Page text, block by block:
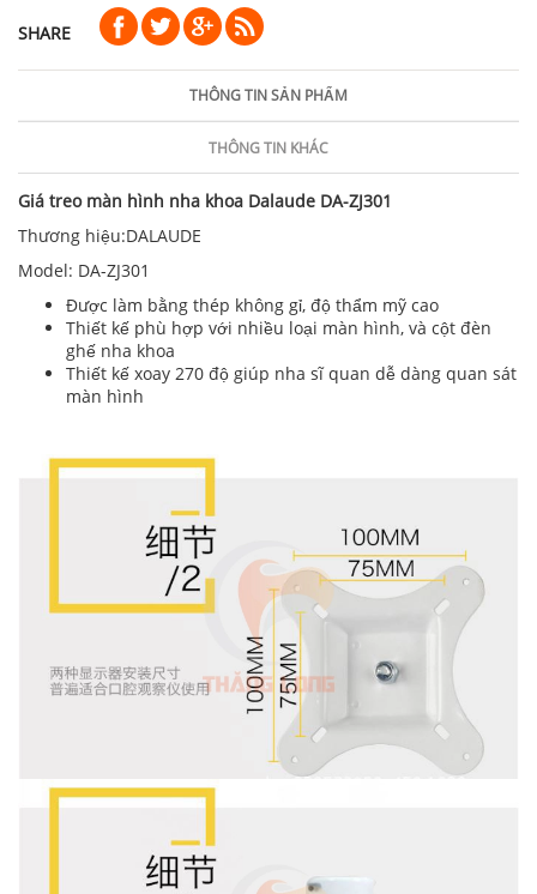
SHARE
THÔNG TIN SẢN PHẨM
THÔNG TIN KHÁC
Giá treo màn hình nha khoa Dalaude DA-ZJ301
Thương hiệu:DALAUDE
Model: DA-ZJ301
Được làm bằng thép không gỉ, độ thẩm mỹ cao
Thiết kế phù hợp với nhiều loại màn hình, và cột đèn
ghế nha khoa
Thiết kế xoay 270 độ giúp nha sĩ quan dễ dàng quan sát
màn hình